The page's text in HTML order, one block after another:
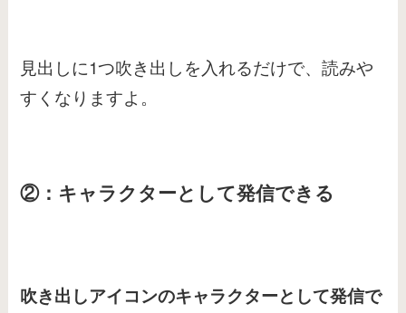
見出しに1つ吹き出しを入れるだけで、読みや
すくなりますよ。
②：キャラクターとして発信できる
吹き出しアイコンのキャラクターとして発信で